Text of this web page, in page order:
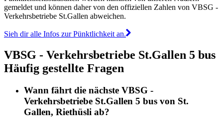
gemeldet und können daher von den offiziellen Zahlen von VBSG -
Verkehrsbetriebe St.Gallen abweichen.
Sieh dir alle Infos zur Pünktlichkeit an.
VBSG - Verkehrsbetriebe St.Gallen 5 bus
Häufig gestellte Fragen
Wann fährt die nächste VBSG -
Verkehrsbetriebe St.Gallen 5 bus von St.
Gallen, Riethüsli ab?